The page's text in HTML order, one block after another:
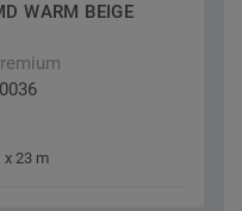
WARM BEIGE
x 23 m